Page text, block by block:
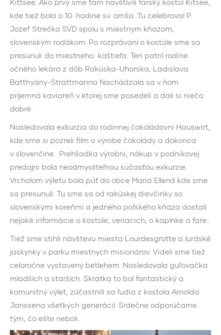
Kittsee. Ako prvý sme tam navštívili farský kostol Kitsee,
kde tiež bola o 10. hodine sv. omša. Tu celebroval P.
Jozef Strečka SVD spolu s miestnym kňazom,
slovenským rodákom. Po rozprávaní o kostole sme sa
presunuli do miestneho kaštieľa. Ten patril rodine
očného lekára z dôb Rakúska-Uhorska, Ladislava
Batthyány-Strattmanna Nachádzala sa v ňom
príjemná kaviareň v ktorej sme posedeli a dali si niečo
dobré.
Nasledovala exkurzia do rodinnej čokoládovni Hauswirt,
kde sme si pozreli film o výrobe čokolády a dokonca
v slovenčine. Prehliadka výrobni, nákup v podnikovej
predajni bola neodmysliteľnou súčasťou exkurzie.
Vrcholom výletu bola púť do obce Maria Ellend kde sme
sa presunuli. Tu sme sa od rakúskej dievčinky so
slovenskými koreňmi a jedného poľského kňaza dostali
nejaké informácie o kostole, veriacich, o kaplnke a fare..
Tiež sme stihli návštevu miesta Lourdesgrotte a lurdské
jaskynky v parku miestnych misionárov. Videli sme tiež
celoročne vystavený betlehem. Nasledovala guľovačka
mladších a starších. Skrátka to bol fantastický a
komunitný výlet, zúčastnili sa ľudia z kostola Arnolda
Janssena všetkých generácií. Srdečne odporúčame
tým, čo ešte neboli.